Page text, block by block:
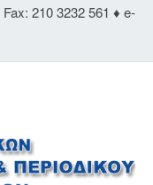
Fax: 210 3232 561 ♦ e-